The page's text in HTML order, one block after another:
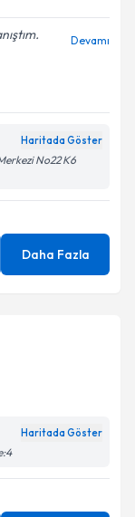
Devamı
Haritada Göster
No22 K6
Daha Fazla
Haritada Göster